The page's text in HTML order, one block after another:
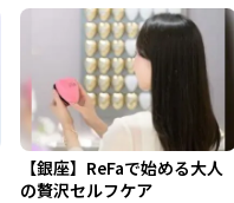
【銀座】ReFaで始める大人
の贅沢セルフケア